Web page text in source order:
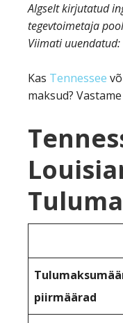
Algselt kirjutatud
tegevtoimetaja
Viimati uuendatud:
Kas Tennessee
maksud?
piirmäärad